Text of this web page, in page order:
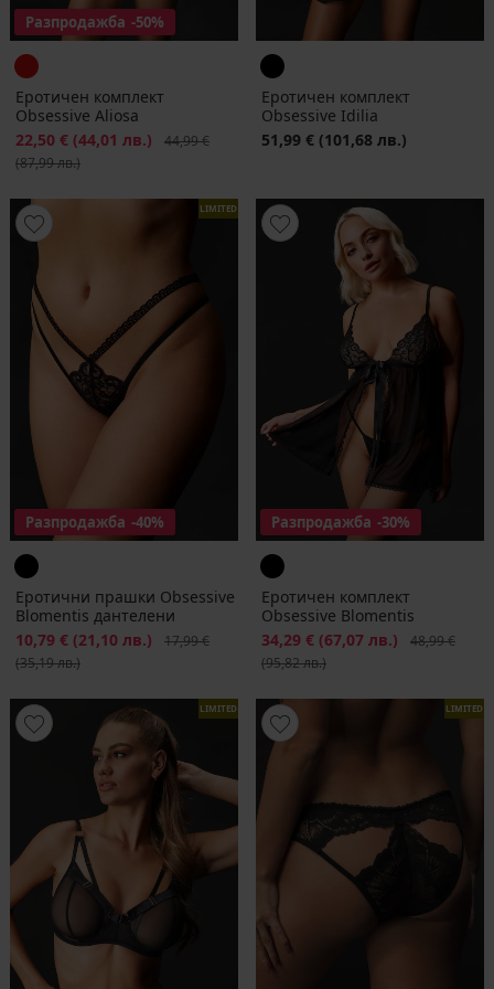
Разпродажба -50%
Еротичен комплект
Obsessive Aliosa
Намаление
22,50 € (44,01 лв.) Първоначална цена
44,99 €
(87,99 лв.)
Еротичен комплект
Obsessive Idilia
51,99 € (101,68 лв.)
LIMITED
Разпродажба -40%
Еротични прашки Obsessive
Blomentis дантелени
Намаление
10,79 € (21,10 лв.) Първоначална цена
17,99 €
(35,19 лв.)
Разпродажба -30%
Еротичен комплект
Obsessive Blomentis
Намаление
34,29 € (67,07 лв.)
48,99 €
(95,82 лв.)
LIMITED LIMITED